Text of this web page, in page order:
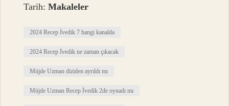
Tarih:Makaleler
2024 Recep İvedik 7 hangi kanalda
2024 Recep İvedik ne zaman çıkacak
Müjde Uzman diziden ayrıldı mı
Müjde Uzman Recep İvedik 2de oynadı mı